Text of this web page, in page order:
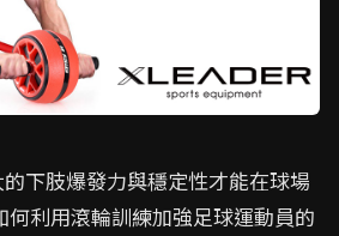
下肢爆發力與穩定性才能在球場
何利用滾輪訓練加強足球運動員的